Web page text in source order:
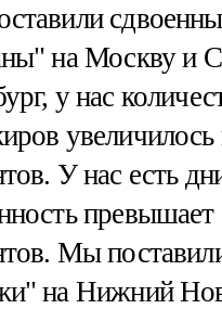
на Москву и
у нас
увеличилось
У нас есть
превышает
Мы
на Нижний